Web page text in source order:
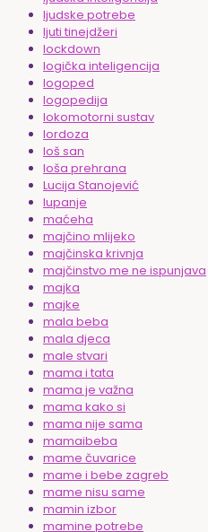
ljudske potrebe
ljuti tinejdžeri
lockdown
logička inteligencija
logoped
logopedija
lokomotorni sustav
lordoza
loš san
loša prehrana
Lucija Stanojević
lupanje
maćeha
majčino mlijeko
majčinska krivnja
majčinstvo me ne ispunjava
majka
majke
mala beba
mala djeca
male stvari
mama i tata
mama je važna
mama kako si
mama nije sama
mamaibeba
mame čuvarice
mame i bebe zagreb
mame nisu same
mamin izbor
mamine potrebe